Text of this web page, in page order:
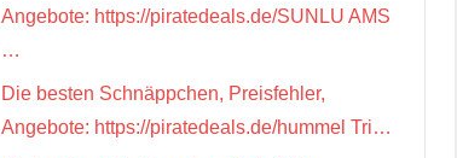
Angebote: https://piratedeals.de/SUNLU AMS
…
Die besten Schnäppchen, Preisfehler,
Angebote: https://piratedeals.de/hummel Tri…